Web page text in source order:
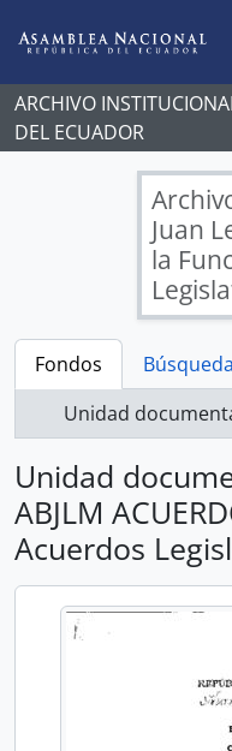
ARCHIVO
DEL ECUADOR
Juan
la
Fondos
Unidad
Unidad
ABJLM
Acuerdos